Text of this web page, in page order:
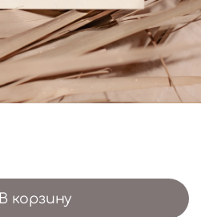
В корзину